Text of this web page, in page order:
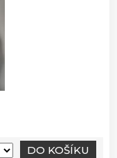
DO KOŠÍKU